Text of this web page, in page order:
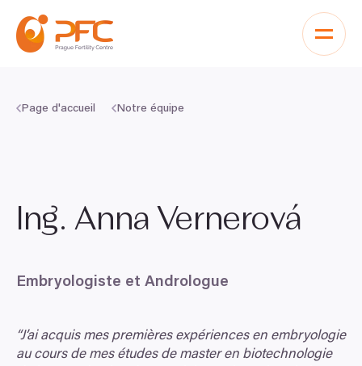
Page d'accueil Notre équipe
Ing. Anna Vernerová
Embryologiste et Andrologue
“J’ai acquis mes premières expériences en embryologie
au cours de mes études de master en biotechnologie